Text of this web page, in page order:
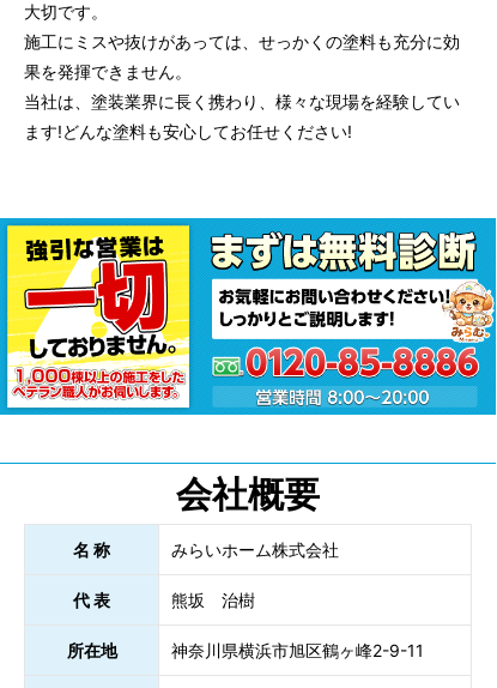
大切です。
施工にミスや抜けがあっては、せっかくの塗料も充分に効
果を発揮できません。
当社は、塗装業界に長く携わり、様々な現場を経験してい
ます!どんな塗料も安心してお任せください!
会社概要
名 称 みらいホーム株式会社
代 表 熊坂 治樹
所在地 神奈川県横浜市旭区鶴ヶ峰2-9-11